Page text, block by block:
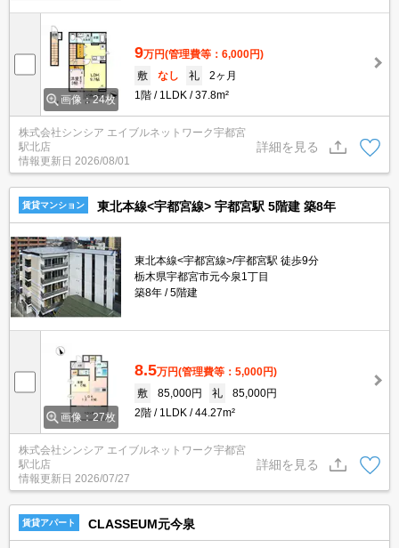
画像：24枚
9万円(管理費等：6,000円)
敷
なし 礼
2ヶ月
1階
1LDK 37.8m²
株式会社シンシア エイブルネットワーク宇都宮
駅北店
情報更新日 2026/08/01
詳細を見る
賃貸マンション 東北本線<宇都宮線> 宇都宮駅 5階建 築8年
東北本線<宇都宮線>/宇都宮駅 徒歩9分
栃木県宇都宮市元今泉1丁目
築8年
5階建
画像：27枚
8.5万円(管理費等：5,000円)
敷
85,000円 礼
85,000円
2階
1LDK 44.27m²
株式会社シンシア エイブルネットワーク宇都宮
駅北店
情報更新日 2026/07/27
詳細を見る
賃貸アパート CLASSEUM元今泉